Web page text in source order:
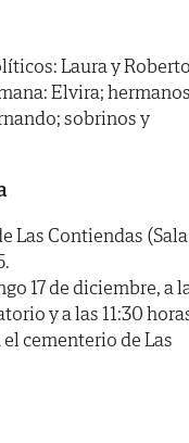
Laura y
Elvira;
sobrinos y
Las Contiendas (Sala
17 de diciembre, a
y a las 11:30
cementerio de Las